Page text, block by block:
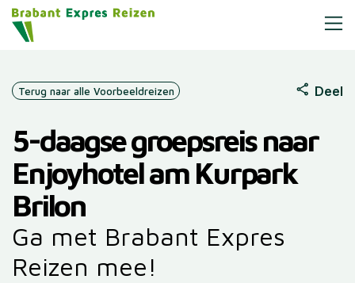
Terug naar alle Voorbeeldreizen Deel
5-daagse groepsreis naar
Enjoyhotel am Kurpark
Brilon
Ga met Brabant Expres
Reizen mee!